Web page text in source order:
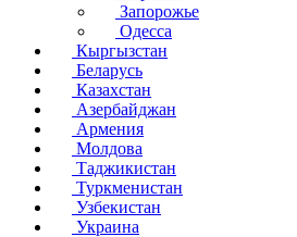
Запорожье
Одесса
Кыргызстан
Беларусь
Казахстан
Азербайджан
Армения
Молдова
Таджикистан
Туркменистан
Узбекистан
Украина